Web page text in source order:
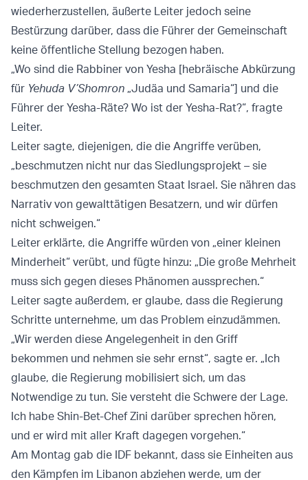
wiederherzustellen, äußerte Leiter jedoch seine
Bestürzung darüber, dass die Führer der Gemeinschaft
keine öffentliche Stellung bezogen haben.
„Wo sind die Rabbiner von Yesha [hebräische Abkürzung
für Yehuda V’Shomron „Judäa und Samaria“] und die
Führer der Yesha-Räte? Wo ist der Yesha-Rat?“, fragte
Leiter.
Leiter sagte, diejenigen, die die Angriffe verüben,
„beschmutzen nicht nur das Siedlungsprojekt – sie
beschmutzen den gesamten Staat Israel. Sie nähren das
Narrativ von gewalttätigen Besatzern, und wir dürfen
nicht schweigen.“
Leiter erklärte, die Angriffe würden von „einer kleinen
Minderheit“ verübt, und fügte hinzu: „Die große Mehrheit
muss sich gegen dieses Phänomen aussprechen.“
Leiter sagte außerdem, er glaube, dass die Regierung
Schritte unternehme, um das Problem einzudämmen.
„Wir werden diese Angelegenheit in den Griff
bekommen und nehmen sie sehr ernst“, sagte er. „Ich
glaube, die Regierung mobilisiert sich, um das
Notwendige zu tun. Sie versteht die Schwere der Lage.
Ich habe Shin-Bet-Chef Zini darüber sprechen hören,
und er wird mit aller Kraft dagegen vorgehen.“
Am Montag gab die IDF bekannt, dass sie Einheiten aus
den Kämpfen im Libanon abziehen werde, um der